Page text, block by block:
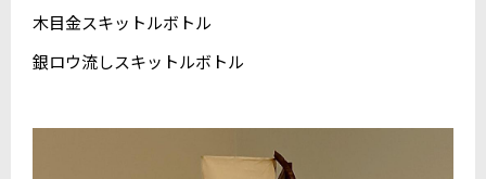
木目金スキットルボトル
銀ロウ流しスキットルボトル